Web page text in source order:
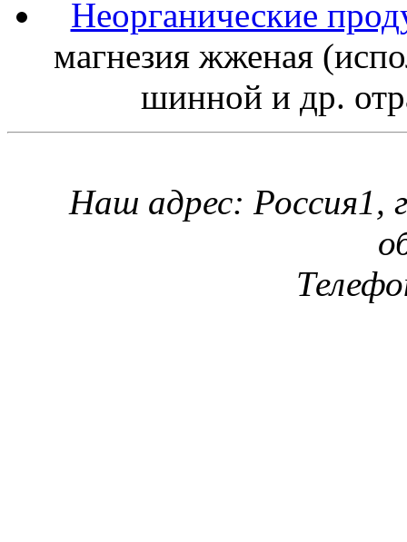
Неорганические
магнезия жженая
шинной и др.
Наш адрес: Россия1,